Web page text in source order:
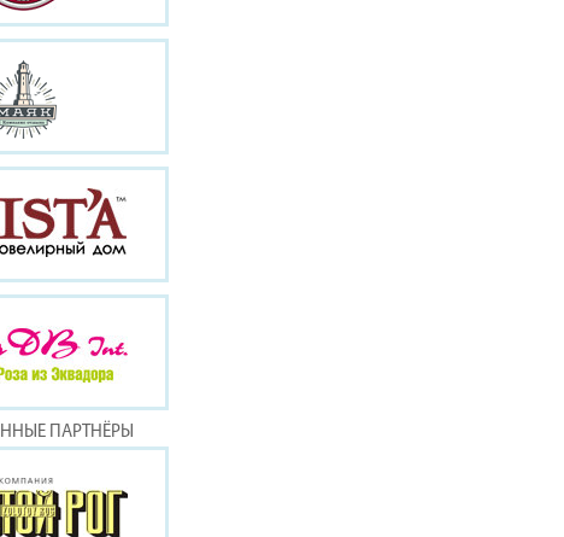
ПАРТНЁРЫ